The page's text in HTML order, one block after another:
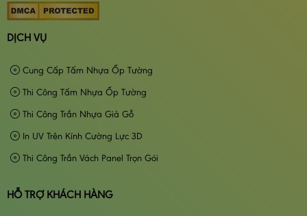
DỊCH VỤ
Cung Cấp Tấm Nhựa Ốp Tường
Thi Công Tấm Nhựa Ốp Tường
Thi Công Trần Nhựa Giả Gỗ
In UV Trên Kính Cường Lực 3D
Thi Công Trần Vách Panel Trọn Gói
HỖ TRỢ KHÁCH HÀNG